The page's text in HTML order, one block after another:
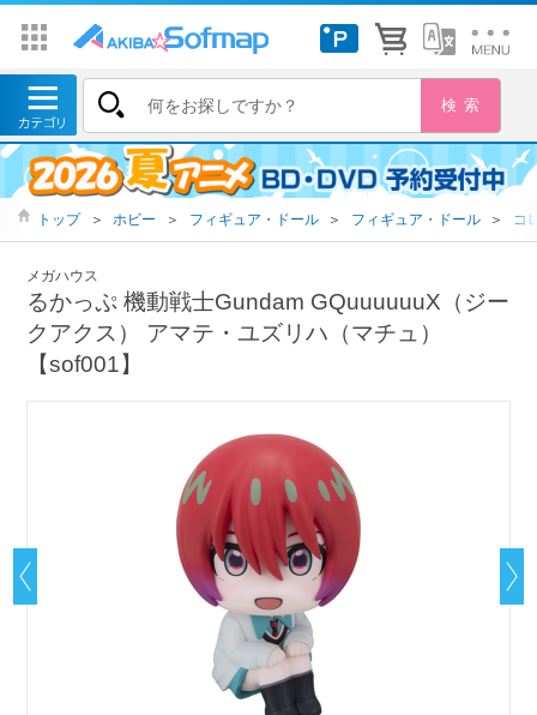
トップ ＞ ホビー ＞ フィギュア・ドール ＞ フィギュア・ドール ＞ コ
メガハウス
るかっぷ 機動戦士Gundam GQuuuuuuX（ジー
クアクス） アマテ・ユズリハ（マチュ）
【sof001】